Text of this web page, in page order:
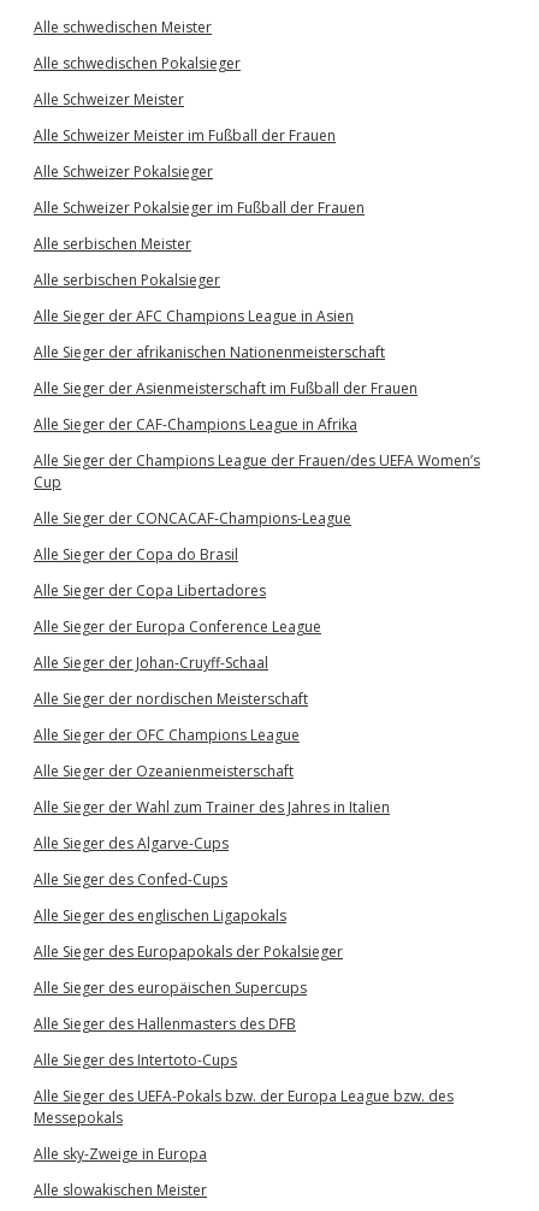
Alle schwedischen Meister
Alle schwedischen Pokalsieger
Alle Schweizer Meister
Alle Schweizer Meister im Fußball der Frauen
Alle Schweizer Pokalsieger
Alle Schweizer Pokalsieger im Fußball der Frauen
Alle serbischen Meister
Alle serbischen Pokalsieger
Alle Sieger der AFC Champions League in Asien
Alle Sieger der afrikanischen Nationenmeisterschaft
Alle Sieger der Asienmeisterschaft im Fußball der Frauen
Alle Sieger der CAF-Champions League in Afrika
Alle Sieger der Champions League der Frauen/des UEFA Women’s
Cup
Alle Sieger der CONCACAF-Champions-League
Alle Sieger der Copa do Brasil
Alle Sieger der Copa Libertadores
Alle Sieger der Europa Conference League
Alle Sieger der Johan-Cruyff-Schaal
Alle Sieger der nordischen Meisterschaft
Alle Sieger der OFC Champions League
Alle Sieger der Ozeanienmeisterschaft
Alle Sieger der Wahl zum Trainer des Jahres in Italien
Alle Sieger des Algarve-Cups
Alle Sieger des Confed-Cups
Alle Sieger des englischen Ligapokals
Alle Sieger des Europapokals der Pokalsieger
Alle Sieger des europäischen Supercups
Alle Sieger des Hallenmasters des DFB
Alle Sieger des Intertoto-Cups
Alle Sieger des UEFA-Pokals bzw. der Europa League bzw. des
Messepokals
Alle sky-Zweige in Europa
Alle slowakischen Meister